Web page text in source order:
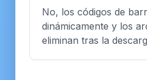
No, los códigos de
dinámicamente y los
eliminan tras la